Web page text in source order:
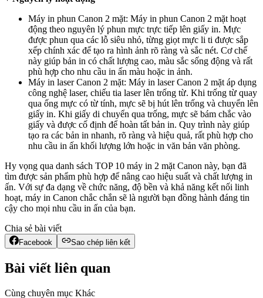
Máy in phun Canon 2 mặt: Máy in phun Canon 2 mặt hoạt
động theo nguyên lý phun mực trực tiếp lên giấy in. Mực
được phun qua các lỗ siêu nhỏ, từng giọt mực li ti được sắp
xếp chính xác để tạo ra hình ảnh rõ ràng và sắc nét. Cơ chế
này giúp bản in có chất lượng cao, màu sắc sống động và rất
phù hợp cho nhu cầu in ấn màu hoặc in ảnh.
Máy in laser Canon 2 mặt: Máy in laser Canon 2 mặt áp dụng
công nghệ laser, chiếu tia laser lên trống từ. Khi trống từ quay
qua ống mực có từ tính, mực sẽ bị hút lên trống và chuyển lên
giấy in. Khi giấy di chuyển qua trống, mực sẽ bám chắc vào
giấy và được cố định để hoàn tất bản in. Quy trình này giúp
tạo ra các bản in nhanh, rõ ràng và hiệu quả, rất phù hợp cho
nhu cầu in ấn khối lượng lớn hoặc in văn bản văn phòng.
Hy vọng qua danh sách TOP 10 máy in 2 mặt Canon này, bạn đã
tìm được sản phẩm phù hợp để nâng cao hiệu suất và chất lượng in
ấn. Với sự đa dạng về chức năng, độ bền và khả năng kết nối linh
hoạt, máy in Canon chắc chắn sẽ là người bạn đồng hành đáng tin
cậy cho mọi nhu cầu in ấn của bạn.
Chia sẻ bài viết
Facebook Sao chép liên kết
Bài viết liên quan
Cùng chuyên mục Khác